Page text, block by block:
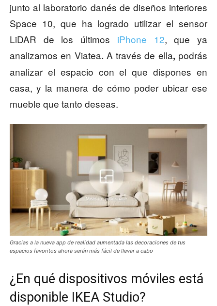
junto al laboratorio danés de diseños interiores
Space 10, que ha logrado utilizar el sensor
LiDAR de los últimos iPhone 12, que ya
analizamos en Viatea. A través de ella, podrás
analizar el espacio con el que dispones en
casa, y la manera de cómo poder ubicar ese
mueble que tanto deseas.
Gracias a la nueva app de realidad aumentada las decoraciones de tus
espacios favoritos ahora serán más fácil de llevar a cabo
¿En qué dispositivos móviles está
disponible IKEA Studio?